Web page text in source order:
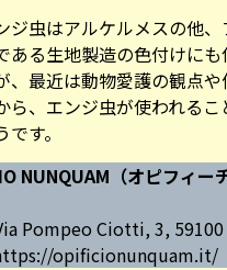
ジ虫はアルケルメスの他
ある生地製造の色付けにも
、最近は動物愛護の観点
ら、エンジ虫が使われる
す。
NUNQUAM（オピフィー
Pompeo Ciotti, 3, 59100
opificionunquam.it/